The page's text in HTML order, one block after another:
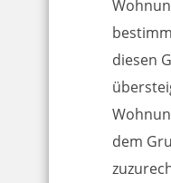
diesen
dem